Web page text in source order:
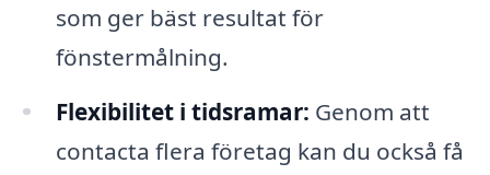
som ger bäst resultat för
fönstermålning.
Flexibilitet i tidsramar: Genom att
contacta flera företag kan du också få